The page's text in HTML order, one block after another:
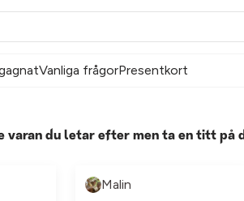
Vanliga frågorPresentkort
varan du letar efter men ta en titt på
Malin